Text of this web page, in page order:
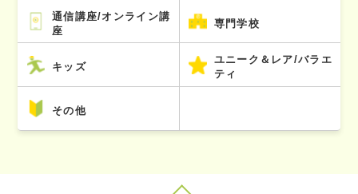
通信講座/オンライン講
座
専門学校
キッズ
ユニーク＆レア/バラエ
ティ
その他